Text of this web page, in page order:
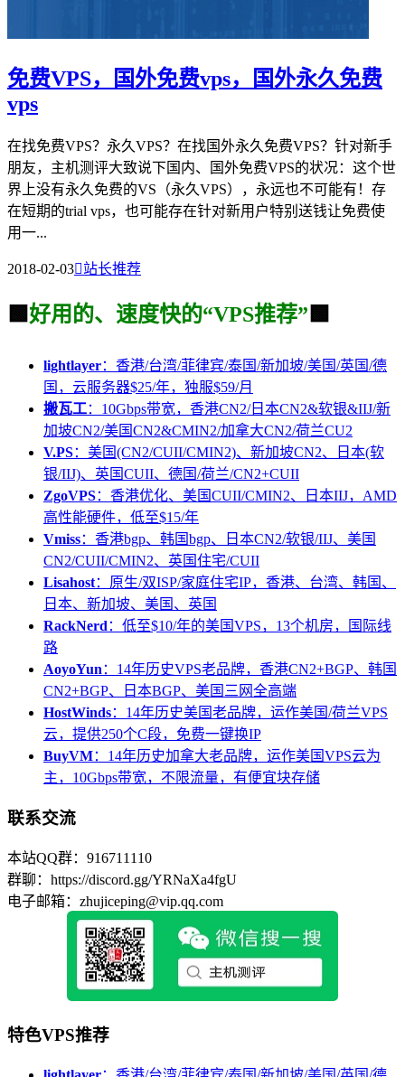
免费VPS，国外免费vps，国外永久免费
vps
在找免费VPS？永久VPS？在找国外永久免费VPS？针对新手
朋友，主机测评大致说下国内、国外免费VPS的状况：这个世
界上没有永久免费的VS（永久VPS），永远也不可能有！存
在短期的trial vps，也可能存在针对新用户特别送钱让免费使
用一...
2018-02-03站长推荐
🟩 好用的、速度快的“VPS推荐” 🟩
lightlayer：香港/台湾/菲律宾/泰国/新加坡/美国/英国/德
国，云服务器$25/年，独服$59/月
搬瓦工：10Gbps带宽，香港CN2/日本CN2&软银&IIJ/新
加坡CN2/美国CN2&CMIN2/加拿大CN2/荷兰CU2
V.PS：美国(CN2/CUII/CMIN2)、新加坡CN2、日本(软
银/IIJ)、英国CUII、德国/荷兰/CN2+CUII
ZgoVPS：香港优化、美国CUII/CMIN2、日本IIJ，AMD
高性能硬件，低至$15/年
Vmiss：香港bgp、韩国bgp、日本CN2/软银/IIJ、美国
CN2/CUII/CMIN2、英国住宅/CUII
Lisahost：原生/双ISP/家庭住宅IP，香港、台湾、韩国、
日本、新加坡、美国、英国
RackNerd ：低至$10/年的美国VPS，13个机房，国际线
路
AoyoYun ：14年历史VPS老品牌，香港CN2+BGP、韩国
CN2+BGP、日本BGP、美国三网全高端
HostWinds：14年历史美国老品牌，运作美国/荷兰VPS
云，提供250个C段，免费一键换IP
BuyVM：14年历史加拿大老品牌，运作美国VPS云为
主，10Gbps带宽，不限流量，有便宜块存储
联系交流
本站QQ群：916711110
群聊：https://discord.gg/YRNaXa4fgU
电子邮箱：zhujiceping@vip.qq.com
特色VPS推荐